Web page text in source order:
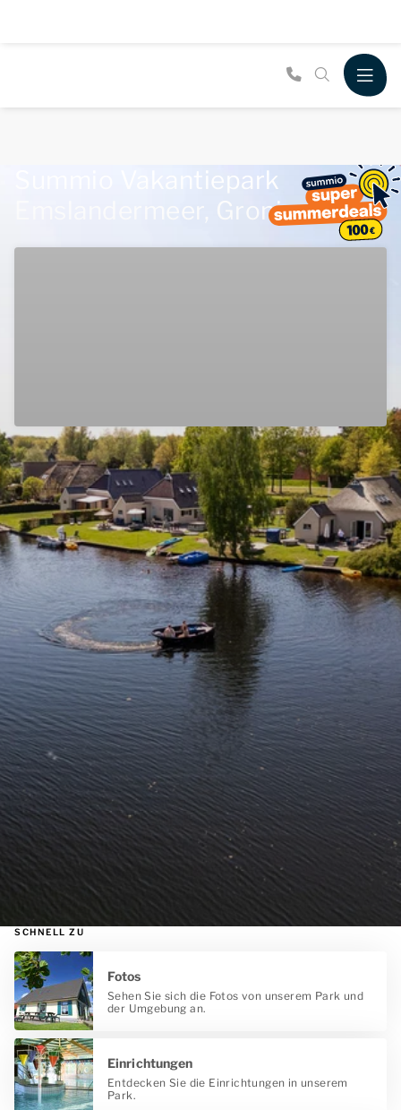
Summio Vakantiepark
Emslandermeer, Groningen
SCHNELL ZU
Fotos
Sehen Sie sich die Fotos von unserem Park und
der Umgebung an.
Einrichtungen
Entdecken Sie die Einrichtungen in unserem
Park.